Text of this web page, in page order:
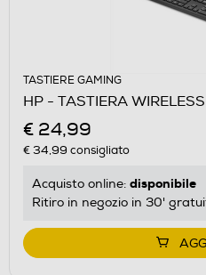
TASTIERE GAMING
HP - TASTIERA
€ 24,99
€ 34,99 consigliato
Acquisto online: disponibile
Ritiro in negozio in 30'